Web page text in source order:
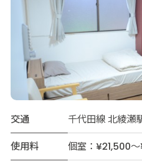
交通
千代田線 北綾瀬
使用料
個室：¥21,500